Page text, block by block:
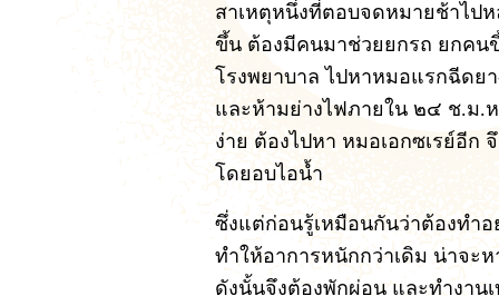
สาเหตุหนึ่งที่ตอบจดหมายช้าไป
ขึ้น ต้องมีคนมาช่วยยกรถ ยกคน
โรงพยาบาล ไปหาหมอแรกฉีดย
และห้ามย่างไฟภายใน ๒๔ ช.ม.
ง่าย ต้องไปหา หมอเอกซเรย์อีก
โดยอบไอน้ำ
ซึ่งแต่ก่อนรู้เหมือนกันว่าต้องทำอ
ทำให้อาการหนักกว่าเดิม น่าจะ
ดังนั้นจึงต้องพักผ่อน และทำงาน